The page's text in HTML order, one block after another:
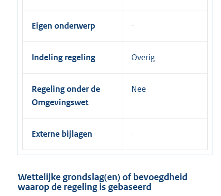
Eigen onderwerp
Indeling regeling Overig
Regeling onder de
Omgevingswet
Nee
Externe bijlagen
Wettelijke grondslag(en) of bevoegdheid
waarop de regeling is gebaseerd